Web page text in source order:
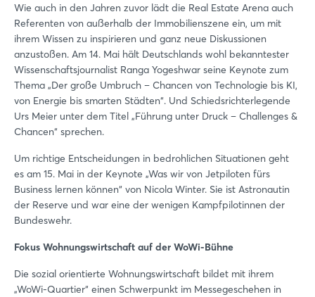
Wie auch in den Jahren zuvor lädt die Real Estate Arena auch
Referenten von außerhalb der Immobilienszene ein, um mit
ihrem Wissen zu inspirieren und ganz neue Diskussionen
anzustoßen. Am 14. Mai hält Deutschlands wohl bekanntester
Wissenschaftsjournalist Ranga Yogeshwar seine Keynote zum
Thema „Der große Umbruch – Chancen von Technologie bis KI,
von Energie bis smarten Städten“. Und Schiedsrichterlegende
Urs Meier unter dem Titel „Führung unter Druck – Challenges &
Chancen“ sprechen.
Um richtige Entscheidungen in bedrohlichen Situationen geht
es am 15. Mai in der Keynote „Was wir von Jetpiloten fürs
Business lernen können“ von Nicola Winter. Sie ist Astronautin
der Reserve und war eine der wenigen Kampfpilotinnen der
Bundeswehr.
Fokus Wohnungswirtschaft auf der WoWi-Bühne
Die sozial orientierte Wohnungswirtschaft bildet mit ihrem
„WoWi-Quartier“ einen Schwerpunkt im Messegeschehen in
Noch nicht angemeldet?
Jetzt registrieren